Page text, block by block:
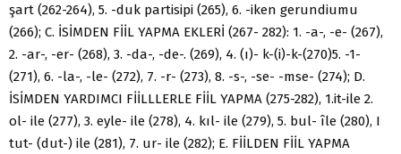
şart (262-264), 5. -duk partisipi (265), 6. -iken gerundiumu
(266); C. İSİMDEN FİİL YAPMA EKLERİ (267- 282): 1. -a-, -e- (267),
2. -ar-, -er- (268), 3. -da-, -de-. (269), 4. (ı)- k-(i)-k-(270)5. -1-
(271), 6. -la-, -le- (272), 7. -r- (273), 8. -s-, -se- -mse- (274); D.
İSİMDEN YARDIMCI FİİLLLERLE FİİL YAPMA (275-282), 1.it-ile 2.
ol- ile (277), 3. eyle- ile (278), 4. kıl- ile (279), 5. bul- île (280), I
tut- (dut-) ile (281), 7. ur- ile (282); E. FİİLDEN FİİL YAPMA